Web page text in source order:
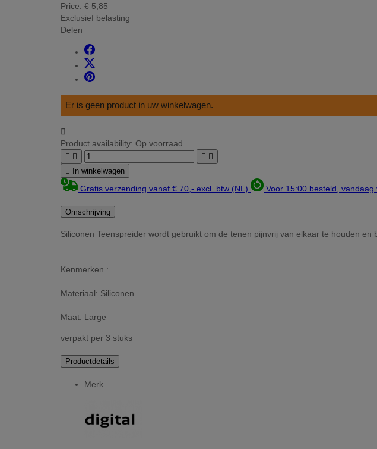
Price: € 5,85
Exclusief belasting
Delen
Er is geen product in uw winkelwagen.

Product availability: Op voorraad
   
 In winkelwagen
Gratis verzending vanaf € 70,- excl. btw (NL) Voor 15:00 besteld, vandaag
Omschrijving
Siliconen Teenspreider wordt gebruikt om de tenen pijnvrij van elkaar te houden
Kenmerken :
Materiaal: Siliconen
Maat: Large
verpakt per 3 stuks
Productdetails
Merk